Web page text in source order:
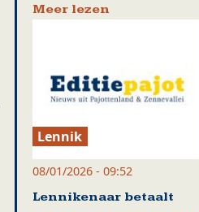
Meer lezen
Lennik
08/01/2026 - 09:52
Lennikenaar betaalt